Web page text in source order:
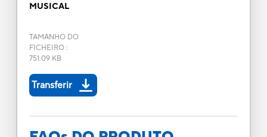
MUSICAL
TAMANHO DO
FICHEIRO:
751.09 KB
Transferir